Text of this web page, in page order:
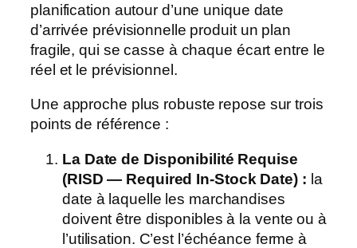
planification autour d’une unique date
d’arrivée prévisionnelle produit un plan
fragile, qui se casse à chaque écart entre le
réel et le prévisionnel.
Une approche plus robuste repose sur trois
points de référence :
La Date de Disponibilité Requise
(RISD — Required In-Stock Date) : la
date à laquelle les marchandises
doivent être disponibles à la vente ou à
l’utilisation. C’est l’échéance ferme à